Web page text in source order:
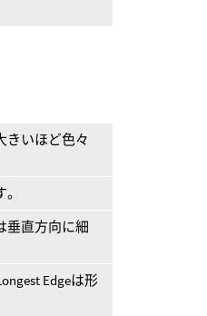
きいほど色々
垂直方向に細
Edgeは形